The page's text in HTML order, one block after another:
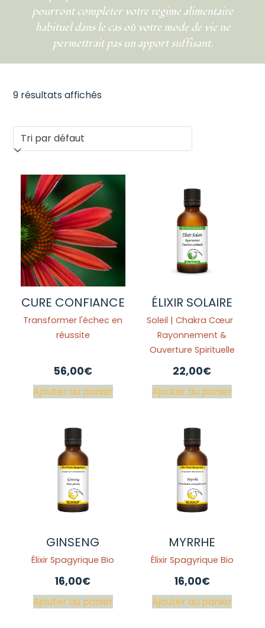
pourront compléter votre régime alimentaire
habituel dans le cas où votre mode de vie ne
permettrait pas un apport suffisant.
9 résultats affichés
CURE CONFIANCE
Transformer l'échec en
réussite
56,00€
Ajouter au panier
ÉLIXIR SOLAIRE
Soleil | Chakra Cœur
Rayonnement &
Ouverture Spirituelle
22,00€
Ajouter au panier
GINSENG
Élixir Spagyrique Bio
16,00€
Ajouter au panier
MYRRHE
Élixir Spagyrique Bio
16,00€
Ajouter au panier